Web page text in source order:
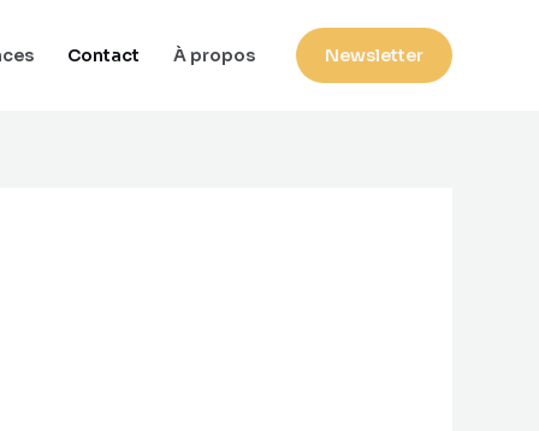
Contact À propos Newsletter